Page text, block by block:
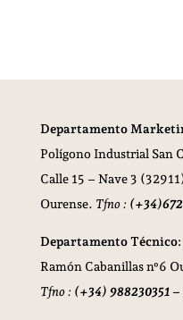
Departamento
Polígono Industrial San
Calle 15 – Nave 3
Ourense. Tfno :
Departamento Técnico:
Ramón Cabanillas nº6
Tfno : (+34) 988230351 –